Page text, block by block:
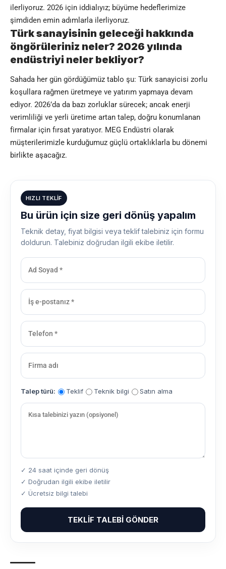
ilerliyoruz. 2026 için iddialıyız; büyüme hedeflerimize
şimdiden emin adımlarla ilerliyoruz.
Türk sanayisinin geleceği hakkında
öngörüleriniz neler? 2026 yılında
endüstriyi neler bekliyor?
Sahada her gün gördüğümüz tablo şu: Türk sanayicisi zorlu
koşullara rağmen üretmeye ve yatırım yapmaya devam
ediyor. 2026’da da bazı zorluklar sürecek; ancak enerji
verimliliği ve yerli üretime artan talep, doğru konumlanan
firmalar için fırsat yaratıyor. MEG Endüstri olarak
müşterilerimizle kurduğumuz güçlü ortaklıklarla bu dönemi
birlikte aşacağız.
HIZLI TEKLIF
Bu ürün için size geri dönüş yapalım
Teknik detay, fiyat bilgisi veya teklif talebiniz için formu
doldurun. Talebiniz doğrudan ilgili ekibe iletilir.
Talep türü: Teklif Teknik bilgi Satın alma
✓ 24 saat içinde geri dönüş
✓ Doğrudan ilgili ekibe iletilir
✓ Ücretsiz bilgi talebi
TEKLIF TALEBI GÖNDER